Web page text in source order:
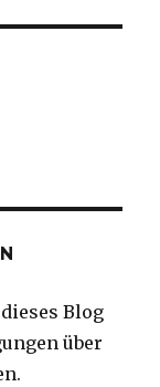
Blog
über